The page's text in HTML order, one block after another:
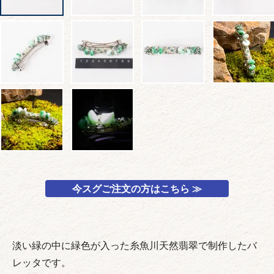
今スグご注文の方はこちら ≫
淡い緑の中に緑色が入った糸魚川天然翡翠で制作したバ
レッタです。